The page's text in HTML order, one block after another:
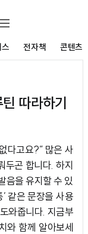
전자책 콘텐츠
따라하기
다고요?” 많은 사
두곤 합니다. 하지
음을 유지할 수 있
같은 문장을 사용
와줍니다. 지금부
와 함께 알아보세